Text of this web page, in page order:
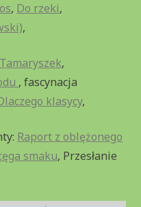
, Do rzeki,
,
Tamaryszek,
, fascynacja
klasycy,
Raport z oblężonego
smaku, Przesłanie